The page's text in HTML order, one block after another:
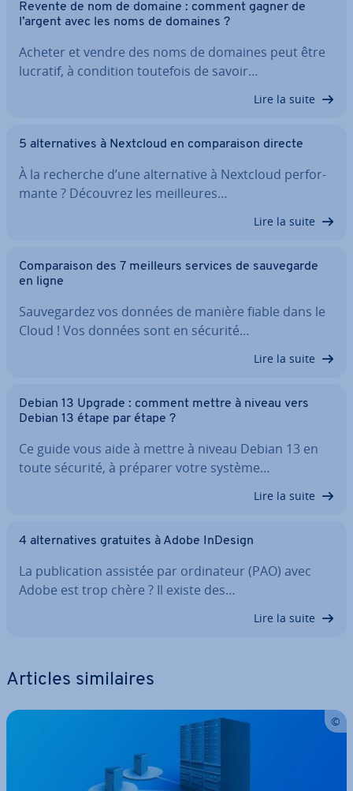
Revente de nom de domaine : comment gagner de
l’argent avec les noms de domaines ?
Acheter et vendre des noms de domaines peut être
lucratif, à condition toutefois de savoir…
Lire la suite
5 al­ter­na­tives à Nextcloud en com­pa­rai­son directe
À la recherche d’une al­ter­na­tive à Nextcloud per­for­
mante ? Découvrez les meil­leures…
Lire la suite
Com­pa­rai­son des 7 meilleurs services de sau­ve­garde
en ligne
Sau­ve­gar­dez vos données de manière fiable dans le
Cloud ! Vos données sont en sécurité…
Lire la suite
Debian 13 Upgrade : comment mettre à niveau vers
Debian 13 étape par étape ?
Ce guide vous aide à mettre à niveau Debian 13 en
toute sécurité, à préparer votre système…
Lire la suite
4 al­ter­na­tives gratuites à Adobe InDesign
La pu­bli­ca­tion assistée par or­di­na­teur (PAO) avec
Adobe est trop chère ? Il existe des…
Lire la suite
Articles si­mi­laires